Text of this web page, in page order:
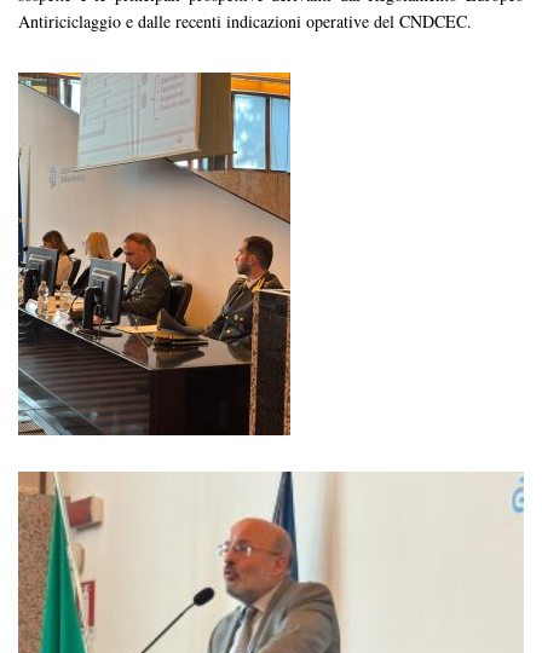
Antiriciclaggio e dalle recenti indicazioni operative del CNDCEC.